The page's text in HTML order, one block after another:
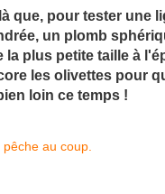
que, pour tester une
un plomb
la plus petite taille à
les olivettes pour
loin ce temps !
au coup.